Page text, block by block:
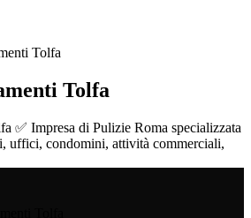
Tolfa
Tolfa
✅ Impresa di Pulizie Roma specializzata
uffici, condomini, attività commerciali,